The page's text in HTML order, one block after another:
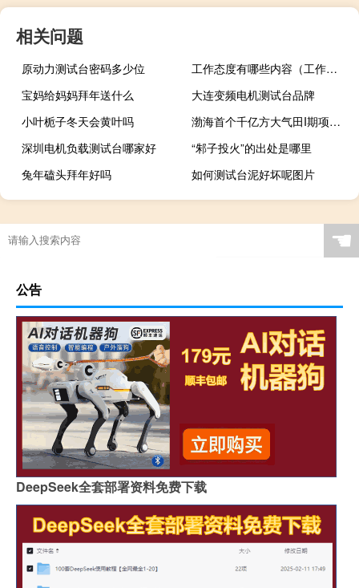
相关问题
原动力测试台密码多少位
工作态度有哪些内容（工作态度有哪些方面）
宝妈给妈妈拜年送什么
大连变频电机测试台品牌
小叶栀子冬天会黄叶吗
渤海首个千亿方大气田I期项目海上平台建造完工
深圳电机负载测试台哪家好
“邾子投火”的出处是哪里
兔年磕头拜年好吗
如何测试台泥好坏呢图片
☚
公告
DeepSeek全套部署资料免费下载